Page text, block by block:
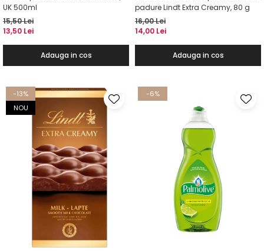
UK 500ml
15,50 Lei
13,50 Lei
Adauga in cos
padure Lindt Extra Creamy, 80 g
16,00 Lei
14,00 Lei
Adauga in cos
-13%
NOU
-6%